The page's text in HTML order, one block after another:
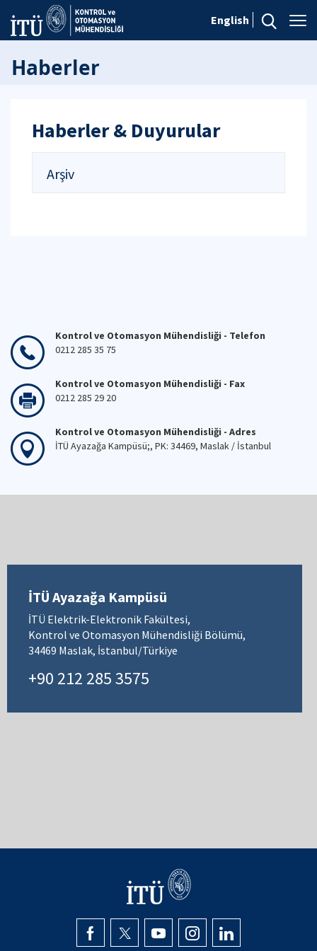
English
Haberler
Haberler & Duyurular
Arşiv
Kontrol ve Otomasyon Mühendisliği - Telefon
0212 285 35 75
Kontrol ve Otomasyon Mühendisliği - Fax
0212 285 29 20
Kontrol ve Otomasyon Mühendisliği - Adres
İTÜ Ayazağa Kampüsü;, PK: 34469, Maslak / İstanbul
İTÜ Ayazağa Kampüsü
İTÜ Elektrik-Elektronik Fakültesi,
Kontrol ve Otomasyon Mühendisliği Bölümü,
34469 Maslak, İstanbul/Türkiye
+90 212 285 3575